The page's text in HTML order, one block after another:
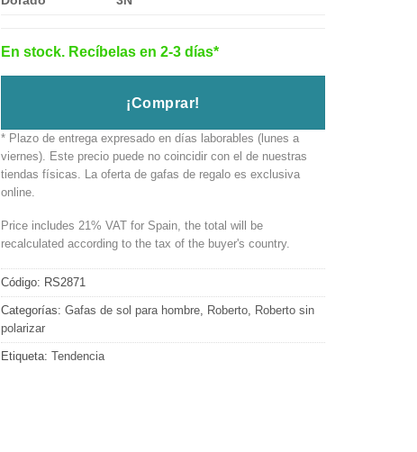
En stock. Recíbelas en 2-3 días*
¡Comprar!
* Plazo de entrega expresado en días laborables (lunes a
viernes). Este precio puede no coincidir con el de nuestras
tiendas físicas. La oferta de gafas de regalo es exclusiva
online.
Price includes 21% VAT for Spain, the total will be
recalculated according to the tax of the buyer's country.
Código: RS2871
Categorías: Gafas de sol para hombre Roberto
Roberto sin
polarizar
Etiqueta: Tendencia